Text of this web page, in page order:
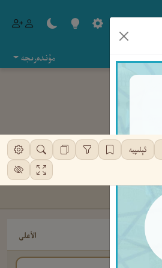
مۇندەرىجە
ئېلىپبە
الأعلى